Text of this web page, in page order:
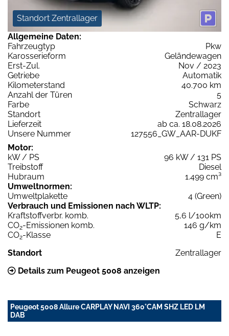
Standort Zentrallager
Allgemeine Daten:
Fahrzeugtyp
Pkw
Karosserieform
Geländewagen
Erst-Zul.
Nov / 2023
Getriebe
Automatik
Kilometerstand
40.700 km
Anzahl der Türen
5
Farbe
Schwarz
Standort
Zentrallager
Lieferzeit
ab ca. 18.08.2026
Unsere Nummer
127556_GW_AAR-DUKF
Motor:
kW / PS
96 kW / 131 PS
Treibstoff
Diesel
Hubraum
1.499 cm³
Umweltnormen:
Umweltplakette
4 (Green)
Verbrauch und Emissionen nach WLTP:
Kraftstoffverbr. komb.
5,6 l/100km
CO2-Emissionen komb.
146 g/km
CO2-Klasse
E
Standort
Zentrallager
Details zum Peugeot 5008 anzeigen
Peugeot 5008 Allure CARPLAY NAVI 360°CAM SHZ LED LM
DAB